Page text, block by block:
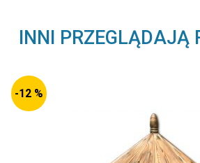
INNI PRZEGLĄDAJĄ
-12 %